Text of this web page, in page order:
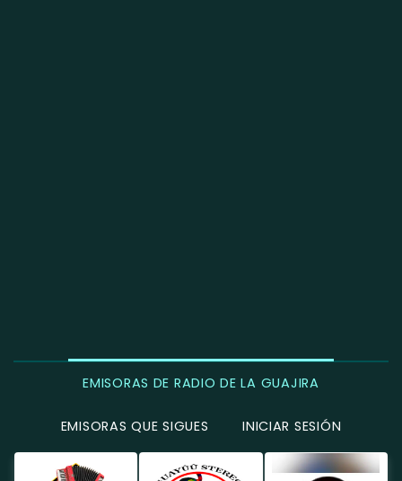
EMISORAS DE RADIO DE LA GUAJIRA
EMISORAS QUE SIGUES INICIAR SESIÓN